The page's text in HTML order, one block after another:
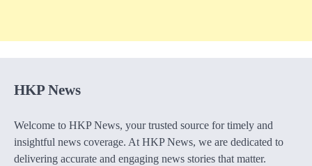
HKP News
Welcome to HKP News, your trusted source for timely and
insightful news coverage. At HKP News, we are dedicated to
delivering accurate and engaging news stories that matter.